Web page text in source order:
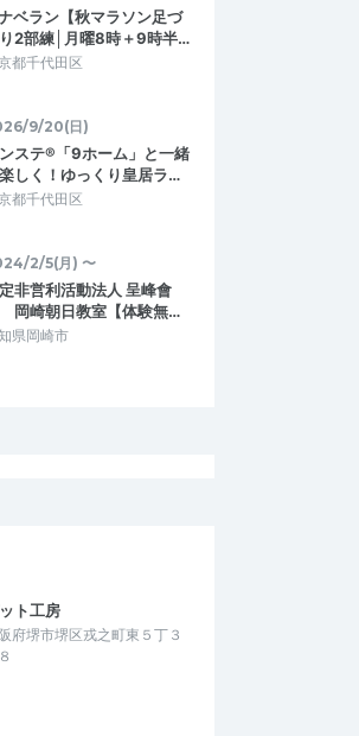
ベラン【秋マラソン足づ
2部練│月曜8時＋9時半…
都千代田区
9/20(日)
ステ®「9ホーム」と一緒
しく！ゆっくり皇居ラ…
都千代田区
2/5(月) 〜
非営利活動法人 呈峰會
岡崎朝日教室【体験無…
県岡崎市
ト工房
府堺市堺区戎之町東５丁３